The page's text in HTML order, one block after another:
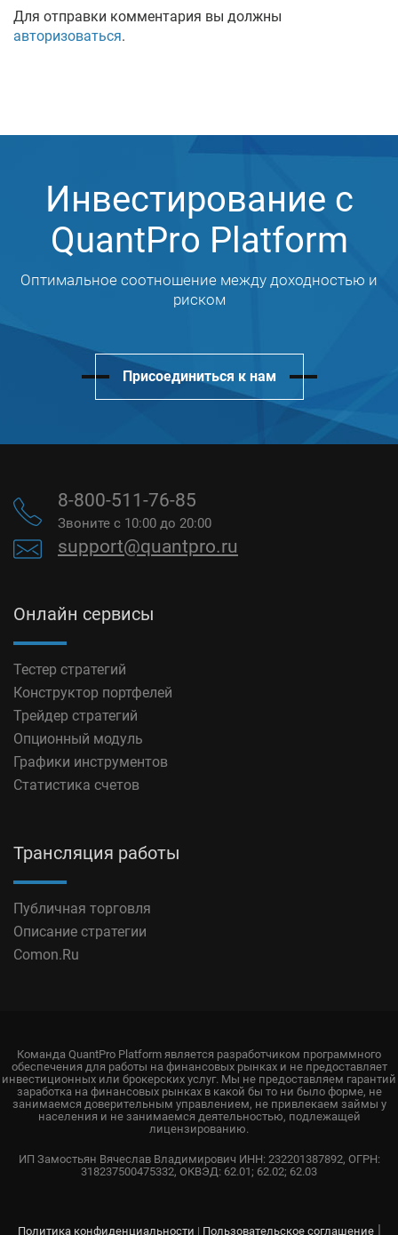
Для отправки комментария вы должны
авторизоваться.
Инвестирование с
QuantPro Platform
Оптимальное соотношение между доходностью и
риском
Присоединиться к нам
8-800-511-76-85
Звоните с 10:00 до 20:00
support@quantpro.ru
Онлайн сервисы
Тестер стратегий
Конструктор портфелей
Трейдер стратегий
Опционный модуль
Графики инструментов
Статистика счетов
Трансляция работы
Публичная торговля
Описание стратегии
Comon.Ru
Команда QuantPro Platform является разработчиком программного
обеспечения для работы на финансовых рынках и не предоставляет
инвестиционных или брокерских услуг. Мы не предоставляем гарантий
заработка на финансовых рынках в какой бы то ни было форме, не
занимаемся доверительным управлением, не привлекаем займы у
населения и не занимаемся деятельностью, подлежащей
лицензированию.
ИП Замостьян Вячеслав Владимирович ИНН: 232201387892, ОГРН:
318237500475332, ОКВЭД: 62.01; 62.02; 62.03
Политика конфиденциальности | Пользовательское соглашение|